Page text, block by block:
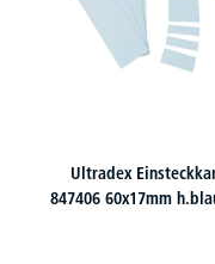
Ultradex
847406 60x17mm